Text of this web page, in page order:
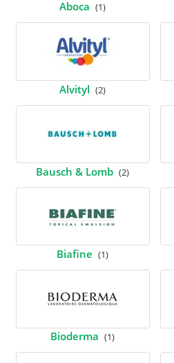
Aboca (1)
Alvityl (2)
Bausch & Lomb (2)
Biafine (1)
Bioderma (1)